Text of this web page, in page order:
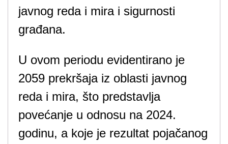
javnog reda i mira i sigurnosti
građana.
U ovom periodu evidentirano je
2059 prekršaja iz oblasti javnog
reda i mira, što predstavlja
povećanje u odnosu na 2024.
godinu, a koje je rezultat pojačanog